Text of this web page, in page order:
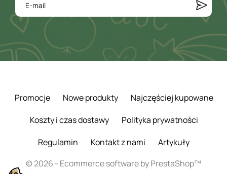
Promocje Nowe produkty
Najczęściej kupowane
Koszty i czas dostawy
Polityka prywatności
Regulamin
Kontakt z nami
Artykuły
© 2026 - Ecommerce software by PrestaShop™